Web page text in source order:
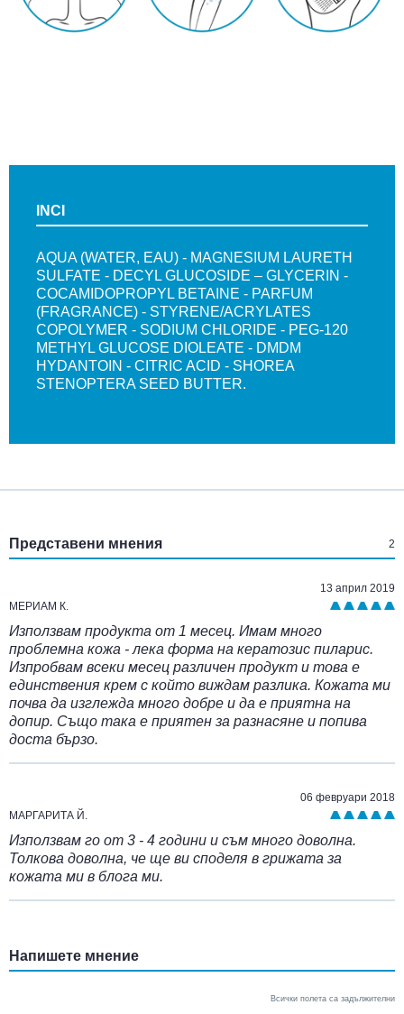
INCI
AQUA (WATER, EAU) - MAGNESIUM LAURETH
SULFATE - DECYL GLUCOSIDE – GLYCERIN -
COCAMIDOPROPYL BETAINE - PARFUM
(FRAGRANCE) - STYRENE/ACRYLATES
COPOLYMER - SODIUM CHLORIDE - PEG-120
METHYL GLUCOSE DIOLEATE - DMDM
HYDANTOIN - CITRIC ACID - SHOREA
STENOPTERA SEED BUTTER.
Представени мнения: 2
МЕРИАМ К.
13 април 2019
Използвам продукта от 1 месец. Имам много
проблемна кожа - лека форма на кератозис пиларис.
Изпробвам всеки месец различен продукт и това е
единствения крем с който виждам разлика. Кожата ми
почва да изглежда много добре и да е приятна на
допир. Също така е приятен за разнасяне и попива
доста бързо.
МАРГАРИТА Й.
06 февруари 2018
Използвам го от 3 - 4 години и съм много доволна.
Толкова доволна, че ще ви споделя в грижата за
кожата ми в блога ми.
Напишете мнение
Всички полета са задължителни